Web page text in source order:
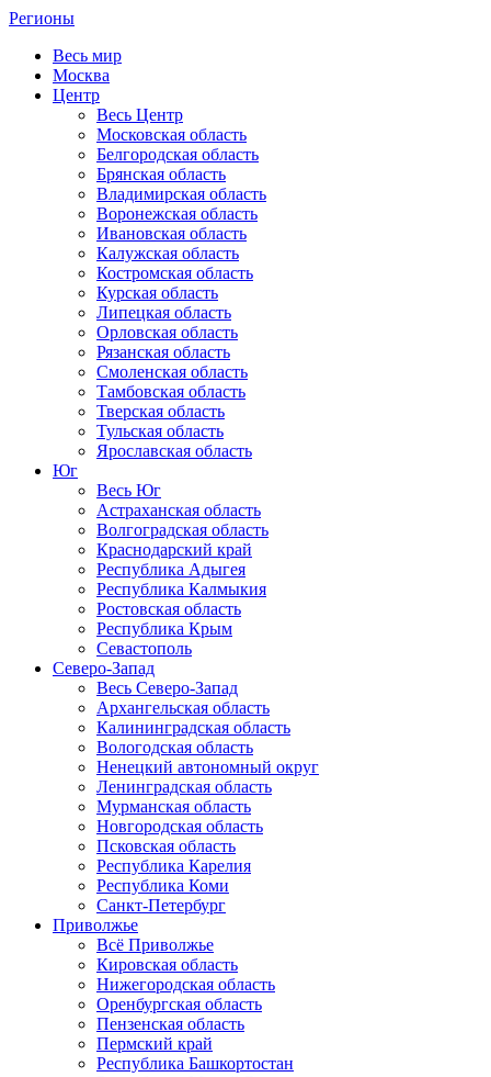
Регионы
Весь мир
Москва
Центр
Весь Центр
Московская область
Белгородская область
Брянская область
Владимирская область
Воронежская область
Ивановская область
Калужская область
Костромская область
Курская область
Липецкая область
Орловская область
Рязанская область
Смоленская область
Тамбовская область
Тверская область
Тульская область
Ярославская область
Юг
Весь Юг
Астраханская область
Волгоградская область
Краснодарский край
Республика Адыгея
Республика Калмыкия
Ростовская область
Республика Крым
Севастополь
Северо-Запад
Весь Северо-Запад
Архангельская область
Калининградская область
Вологодская область
Ненецкий автономный округ
Ленинградская область
Мурманская область
Новгородская область
Псковская область
Республика Карелия
Республика Коми
Санкт-Петербург
Приволжье
Всё Приволжье
Кировская область
Нижегородская область
Оренбургская область
Пензенская область
Пермский край
Республика Башкортостан